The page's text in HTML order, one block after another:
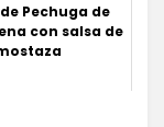
Pechuga de
con salsa de